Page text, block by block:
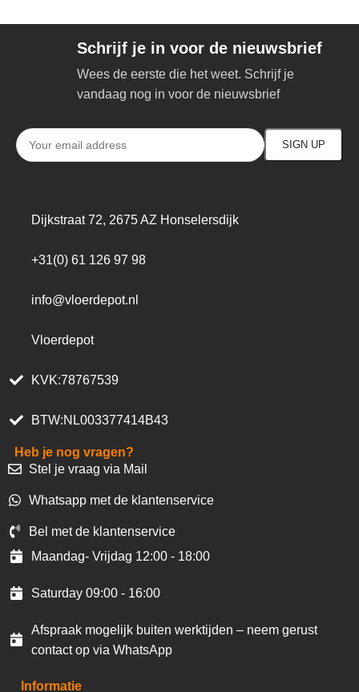
Schrijf je in voor de nieuwsbrief
Wees de eerste die het weet. Schrijf je
vandaag nog in voor de nieuwsbrief
Dijkstraat 72, 2675 AZ Honselersdijk
+31(0) 61 126 97 98
info@vloerdepot.nl
Vloerdepot
KVK:78767539
BTW:NL003377414B43
Heb je nog vragen?
Stel je vraag via Mail
Whatsapp met de klantenservice
Bel met de klantenservice
Maandag- Vrijdag 12:00 - 18:00
Saturday 09:00 - 16:00
Afspraak mogelijk buiten werktijden – neem gerust
contact op via WhatsApp
Informatie